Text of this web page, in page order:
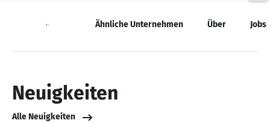
Neuigkeiten Ähnliche Unternehmen Über Jobs
Neuigkeiten
Alle Neuigkeiten